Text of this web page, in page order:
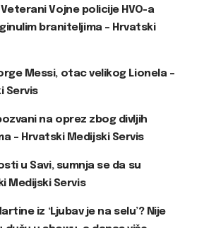
Vojne policije HVO-a
braniteljima – Hrvatski
Messi, otac velikog Lionela –
Servis
na oprez zbog divljih
– Hrvatski Medijski Servis
u Savi, sumnja se da su
Medijski Servis
iz ‘Ljubav je na selu’? Nije